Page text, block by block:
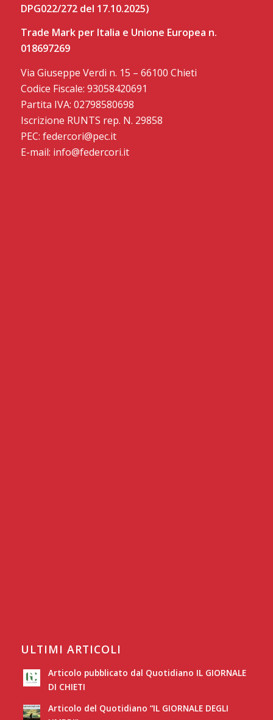
DPG022/272 del 17.10.2025)
Trade Mark per Italia e Unione Europea n.
018697269
Via Giuseppe Verdi n. 15 – 66100 Chieti
Codice Fiscale: 93058420691
Partita IVA: 02798580698
Iscrizione RUNTS rep. N. 29858
PEC: federcori@pec.it
E-mail: info@federcori.it
ULTIMI ARTICOLI
Articolo pubblicato dal Quotidiano IL GIORNALE
DI CHIETI
Articolo del Quotidiano “IL GIORNALE DEGLI